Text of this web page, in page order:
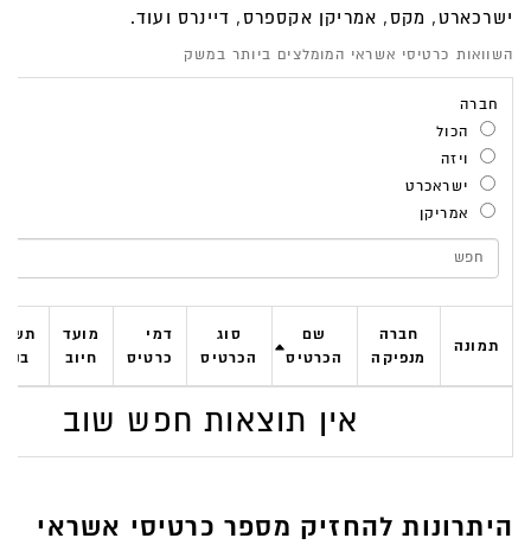
ישרכארט, מקס, אמריקן אקספרס, דיינרס ועוד.
השוואות כרטיסי אשראי המומלצים ביותר במשק
חברה
הכול הכול
ויזה
ישראכרט
אמריקן
תמונה
חברה
מנפיקה
שם
הכרטיס
סוג
הכרטיס
דמי
כרטיס
מועד
חיוב
אין תוצאות חפש שוב
היתרונות להחזיק מספר כרטיסי אשראי